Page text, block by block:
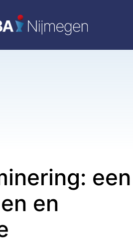
en